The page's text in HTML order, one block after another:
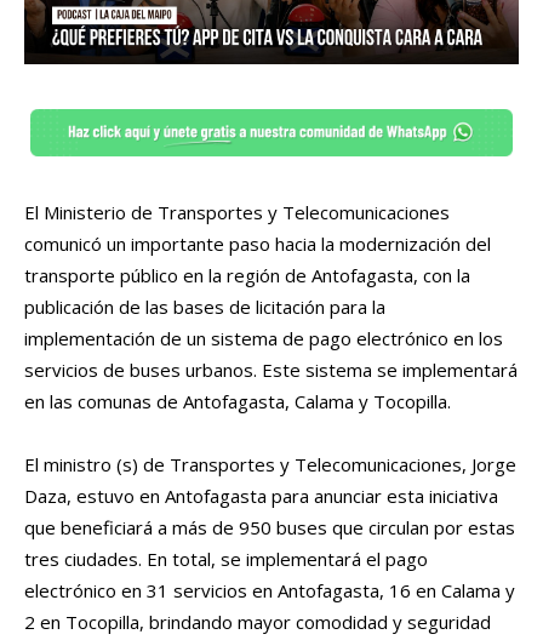
El Ministerio de Transportes y Telecomunicaciones
comunicó un importante paso hacia la modernización del
transporte público en la región de Antofagasta, con la
publicación de las bases de licitación para la
implementación de un sistema de pago electrónico en los
servicios de buses urbanos. Este sistema se implementará
en las comunas de Antofagasta, Calama y Tocopilla.
El ministro (s) de Transportes y Telecomunicaciones, Jorge
Daza, estuvo en Antofagasta para anunciar esta iniciativa
que beneficiará a más de 950 buses que circulan por estas
tres ciudades. En total, se implementará el pago
electrónico en 31 servicios en Antofagasta, 16 en Calama y
2 en Tocopilla, brindando mayor comodidad y seguridad